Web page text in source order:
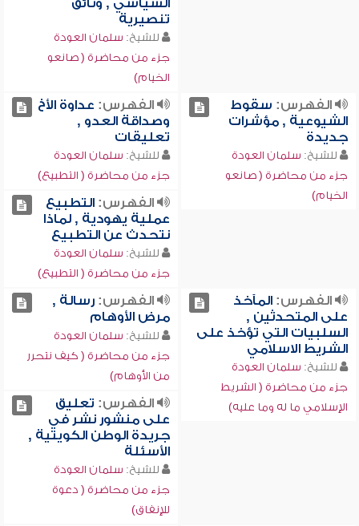
السياسي , وثائق
تنصيرية
للشيخ: سلمان العودة
جزء من محاضرة ( صانعو
الخيام)
الفهرس: سقوط
الشيوعية , مؤشرات
جديدة
للشيخ: سلمان العودة
جزء من محاضرة ( صانعو
الخيام)
الفهرس: عداوة الأخ
وصداقة العدو ,
تعليقات
للشيخ: سلمان العودة
جزء من محاضرة ( التطبيع)
الفهرس:التطبيع
عملية يهودية , لماذا
نتحدث عن التطبيع
للشيخ: سلمان العودة
جزء من محاضرة ( التطبيع)
الفهرس:المآخذ
على المتحدثين ,
السلبيات التي تؤخذ على
الشريط الاسلامي
للشيخ: سلمان العودة
جزء من محاضرة ( الشريط
الإسلامي ما له وما عليه)
الفهرس:رسالة ,
مرض الأوهام
للشيخ: سلمان العودة
جزء من محاضرة ( كيف نتحرر
من الأوهام)
الفهرس: تعليق
على منشور نشر في
جريدة الوطن الكويتية ,
الأسئلة
للشيخ: سلمان العودة
جزء من محاضرة ( دعوة
للإنفاق)